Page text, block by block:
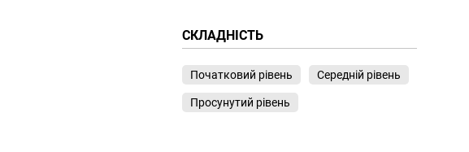
СКЛАДНІСТЬ
Початковий рівень Середній рівень
Просунутий рівень